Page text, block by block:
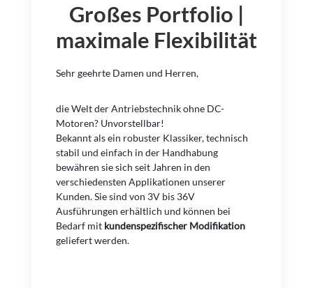
Großes Portfolio |
maximale Flexibilität
Sehr geehrte Damen und Herren,
die Welt der Antriebstechnik ohne DC-
Motoren? Unvorstellbar!
Bekannt als ein robuster Klassiker, technisch
stabil und einfach in der Handhabung
bewähren sie sich seit Jahren in den
verschiedensten Applikationen unserer
Kunden. Sie sind von 3V bis 36V
Ausführungen erhältlich und können bei
Bedarf mit kundenspezifischer Modifikation
geliefert werden.